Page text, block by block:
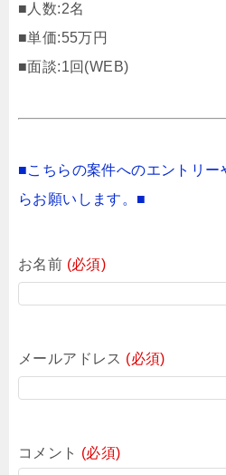
■人数:2名
■単価:55万円
■面談:1回(WEB)
■こちらの案件へのエントリ
らお願いします。■
お名前 (必須)
メールアドレス (必須)
コメント (必須)